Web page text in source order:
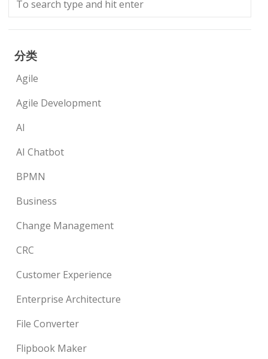
分类
Agile
Agile Development
AI
AI Chatbot
BPMN
Business
Change Management
CRC
Customer Experience
Enterprise Architecture
File Converter
Flipbook Maker